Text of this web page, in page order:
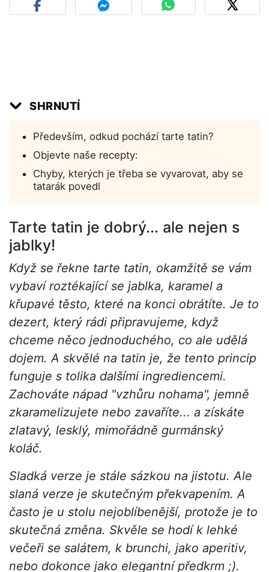
SHRNUTÍ
Především, odkud pochází tarte tatin?
Objevte naše recepty:
Chyby, kterých je třeba se vyvarovat, aby se
tatarák povedl
Tarte tatin je dobrý... ale nejen s
jablky!
Když se řekne tarte tatin, okamžitě se vám
vybaví roztékající se jablka, karamel a
křupavé těsto, které na konci obrátíte. Je to
dezert, který rádi připravujeme, když
chceme něco jednoduchého, co ale udělá
dojem. A skvělé na tatin je, že tento princip
funguje s tolika dalšími ingrediencemi.
Zachováte nápad "vzhůru nohama", jemně
zkaramelizujete nebo zavaříte... a získáte
zlatavý, lesklý, mimořádně gurmánský
koláč.
Sladká verze je stále sázkou na jistotu. Ale
slaná verze je skutečným překvapením. A
často je u stolu nejoblíbenější, protože je to
skutečná změna. Skvěle se hodí k lehké
večeři se salátem, k brunchi, jako aperitiv,
nebo dokonce jako elegantní předkrm ;).